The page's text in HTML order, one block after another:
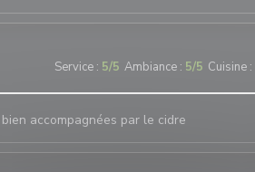
Service : 5/5 Ambiance : 5/5 Cuisine :
accompagnées par le cidre